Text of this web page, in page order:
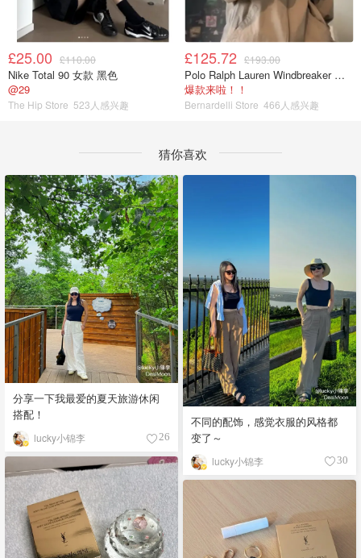
£25.00 £110.00
Nike Total 90 女款 黑色
@29
The Hip Store 523人感兴趣
£125.72 £193.00
Polo Ralph Lauren Windbreaker 夹克 薄款
爆款来啦！！
Bernardelli Store 466人感兴趣
猜你喜欢
分享一下我最爱的夏天旅游休闲
搭配！
lucky小锦李 26
不同的配饰，感觉衣服的风格都
变了～
lucky小锦李 30